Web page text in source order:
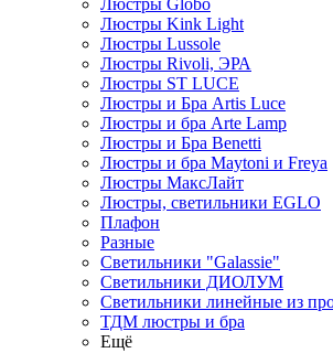
Люстры Globo
Люстры Kink Light
Люстры Lussole
Люстры Rivoli, ЭРА
Люстры ST LUCE
Люстры и Бра Artis Luce
Люстры и бра Arte Lamp
Люстры и Бра Benetti
Люстры и бра Maytoni и Freya
Люстры МаксЛайт
Люстры, светильники EGLO
Плафон
Разные
Светильники "Galassie"
Светильники ДИОЛУМ
Светильники линейные из
ТДМ люстры и бра
Ещё